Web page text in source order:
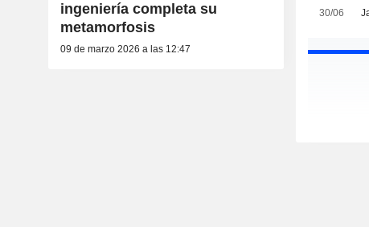
30/06
ingeniería completa su
metamorfosis
09 de marzo 2026 a las 12:47